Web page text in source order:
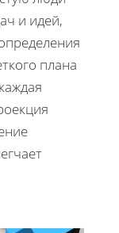
и идей,
плана